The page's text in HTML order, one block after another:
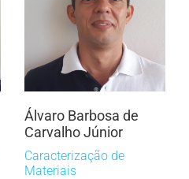
Álvaro Barbosa de
Carvalho Júnior
Caracterização de
Materiais